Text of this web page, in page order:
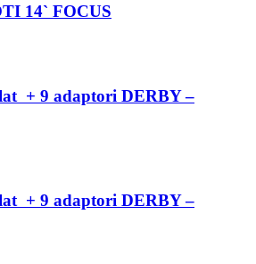
14` FOCUS
+ 9 adaptori DERBY –
+ 9 adaptori DERBY –